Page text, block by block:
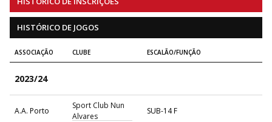
HISTÓRICO DE JOGOS
ASSOCIAÇÃO CLUBE ESCALÃO/FUNÇÃO
2023/24
A.A. Porto
Sport Club Nun
Alvares
SUB-14 F